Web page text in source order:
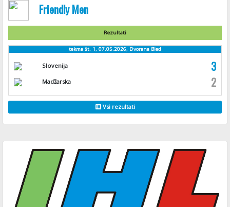
Friendly Men
Rezultati
tekma št. 1, 07.05.2026, Dvorana Bled
Slovenija 3
Madžarska 2
Vsi rezultati